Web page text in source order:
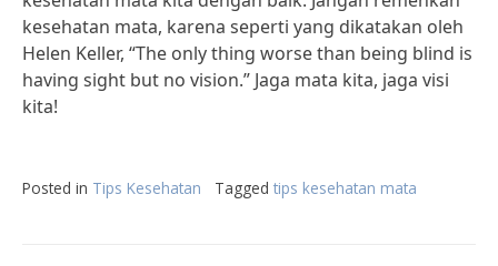
kesehatan mata, karena seperti yang dikatakan oleh
Helen Keller, “The only thing worse than being blind is
having sight but no vision.” Jaga mata kita, jaga visi
kita!
Posted in Tips Kesehatan Tagged tips kesehatan mata